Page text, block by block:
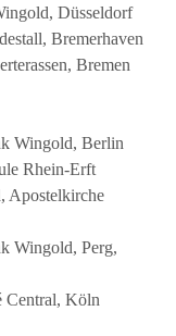
Düsseldorf
Bremerhaven
Bremen
Wingold, Berlin
Rhein-Erft
Apostelkirche
Wingold, Perg,
Central, Köln